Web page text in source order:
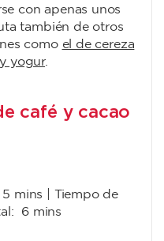
con apenas unos
también de otros
como el de cereza
yogur.
café y cacao
5 mins | Tiempo de
6 mins